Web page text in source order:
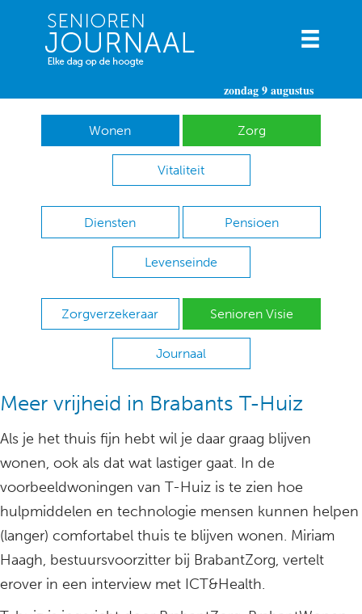
zondag 9 augustus
Wonen Zorg
Vitaliteit
Diensten Pensioen
Levenseinde
Zorgverzekeraar Senioren Visie
Journaal
Meer vrijheid in Brabants T-Huiz
Als je het thuis fijn hebt wil je daar graag blijven
wonen, ook als dat wat lastiger gaat. In de
voorbeeldwoningen van T-Huiz is te zien hoe
hulpmiddelen en technologie mensen kunnen helpen
(langer) comfortabel thuis te blijven wonen. Miriam
Haagh, bestuursvoorzitter bij BrabantZorg, vertelt
erover in een interview met ICT&Health.